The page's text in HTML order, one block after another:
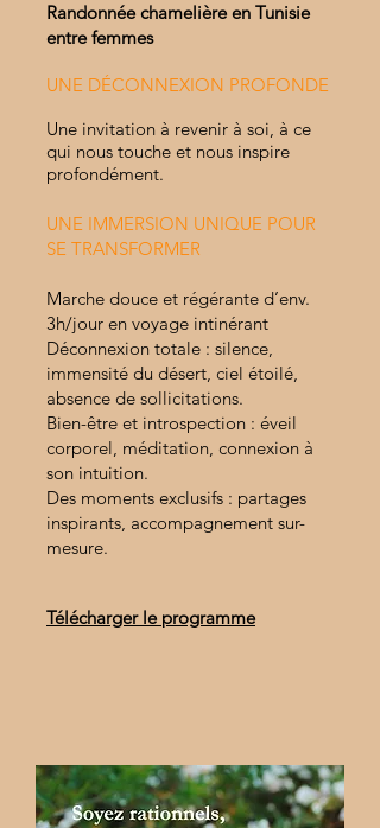
Randonnée chamelière en Tunisie
entre femmes
UNE DÉCONNEXION PROFONDE
Une invitation à revenir à soi, à ce
qui nous touche et nous inspire
profondément.
UNE IMMERSION UNIQUE POUR
SE TRANSFORMER
Marche douce et régérante d’env.
3h/jour en voyage intinérant
Déconnexion totale : silence,
immensité du désert, ciel étoilé,
absence de sollicitations.
Bien-être et introspection : éveil
corporel, méditation, connexion à
son intuition.
Des moments exclusifs : partages
inspirants, accompagnement sur-
mesure.
Télécharger le programme